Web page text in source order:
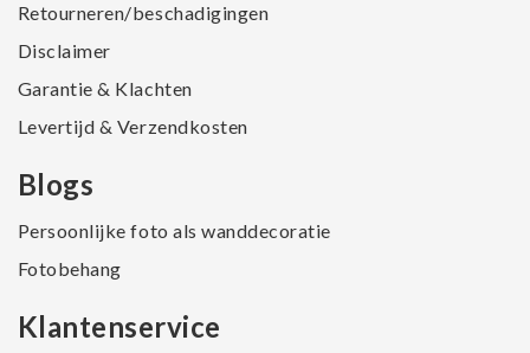
Retourneren/beschadigingen
Disclaimer
Garantie & Klachten
Levertijd & Verzendkosten
Blogs
Persoonlijke foto als wanddecoratie
Fotobehang
Klantenservice